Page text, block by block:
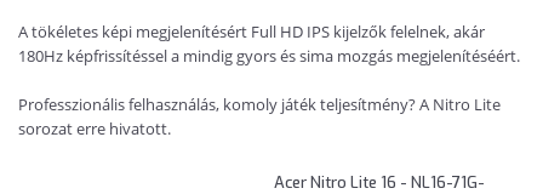
A tökéletes képi megjelenítésért Full HD IPS kijelzők felelnek, akár
180Hz képfrissítéssel a mindig gyors és sima mozgás megjelenítéséért.
Professzionális felhasználás, komoly játék teljesítmény? A Nitro Lite
sorozat erre hivatott.
Acer Nitro Lite 16 - NL16-71G-